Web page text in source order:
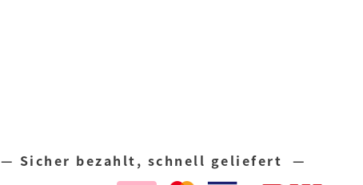
— Sicher bezahlt, schnell geliefert —